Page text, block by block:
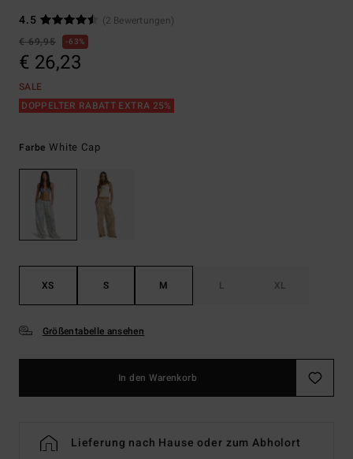
4.5
(2 Bewertungen)
€ 69,95
63%
€ 26,23
SALE
DOPPELTER RABATT EXTRA 25%
FarbeWhite Cap
XS S M L XL
Größentabelle ansehen
In den Warenkorb
Lieferung nach Hause oder zum Abholort